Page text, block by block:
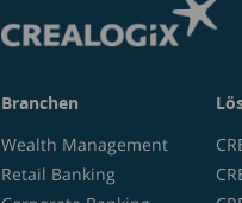
Branchen
Wealth Management
Retail Banking